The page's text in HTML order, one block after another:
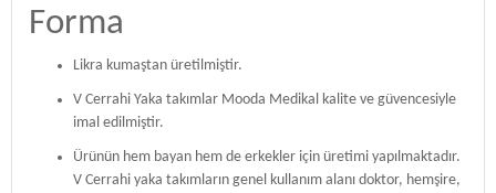
Forma
Likra kumaştan üretilmiştir.
V Cerrahi Yaka takımlar Mooda Medikal kalite ve güvencesiyle
imal edilmiştir.
Ürünün hem bayan hem de erkekler için üretimi yapılmaktadır.
V Cerrahi yaka takımların genel kullanım alanı doktor, hemşire,